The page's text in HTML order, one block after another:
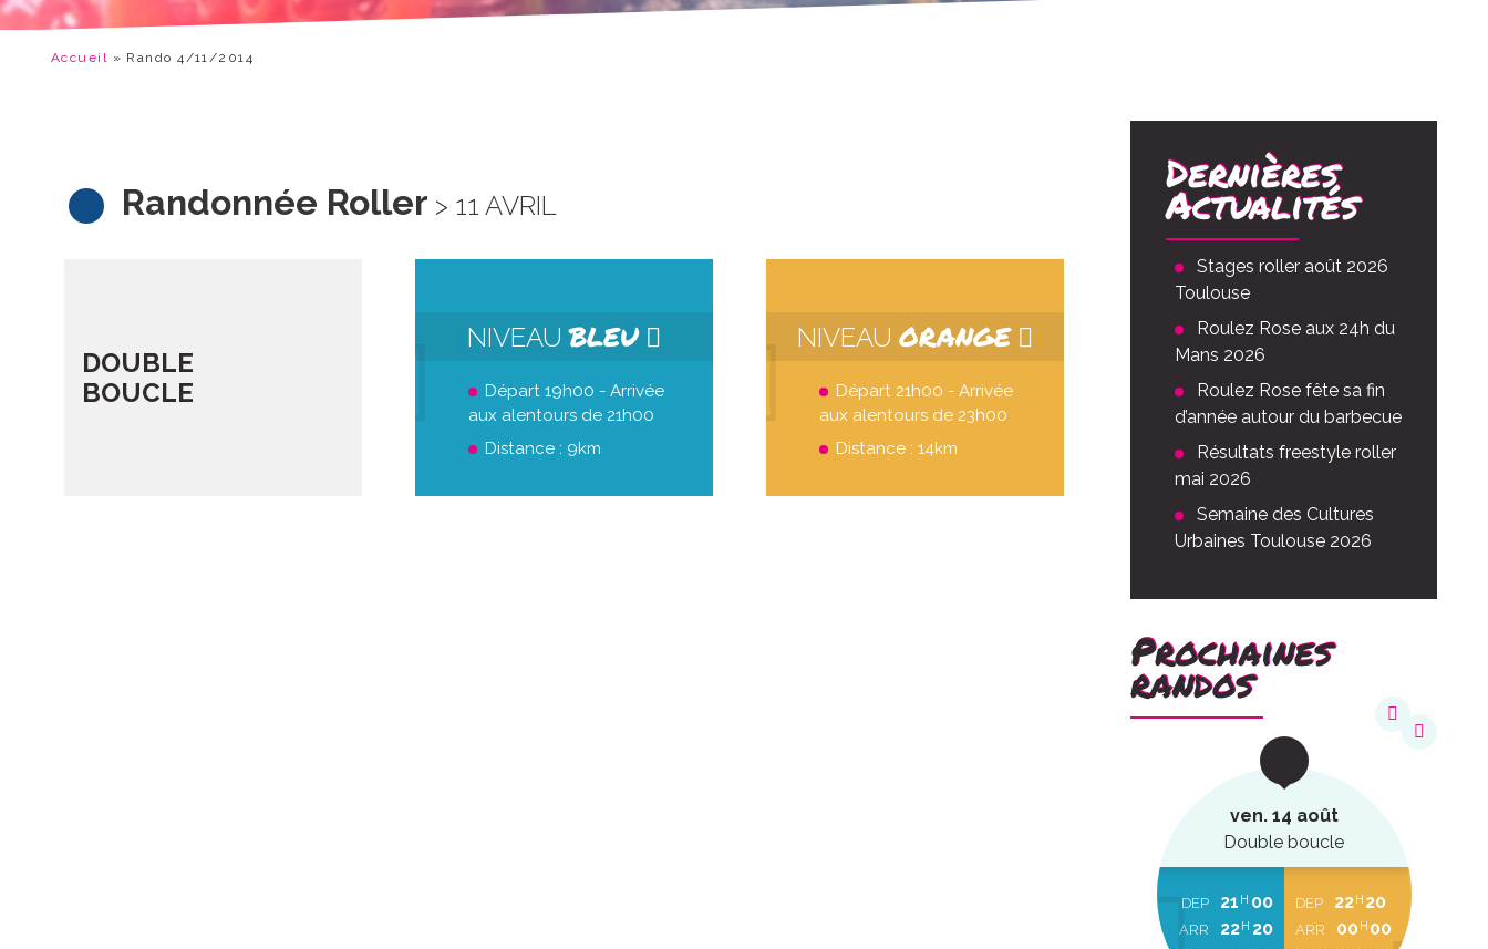
Accueil » Rando 4/11/2014
Randonnée Roller > 11 AVRIL
DOUBLE
BOUCLE
NIVEAUBLEU
Départ 19h00 - Arrivée
aux alentours de 21h00
Distance : 9km
NIVEAU ORANGE
Départ 21h00 - Arrivée
aux alentours de 23h00
Distance : 14km
Dernières
Actualités
Stages roller août 2026
Toulouse
Roulez Rose aux 24h du
Mans 2026
Roulez Rose fête sa fin
d’année autour du barbecue
Résultats freestyle roller
mai 2026
Semaine des Cultures
Urbaines Toulouse 2026
Prochaines
randos
ven. 14 août
Double boucle
DEP 21 H 00
ARR 22 H 20
DEP 22 H 20
ARR 00 H 00